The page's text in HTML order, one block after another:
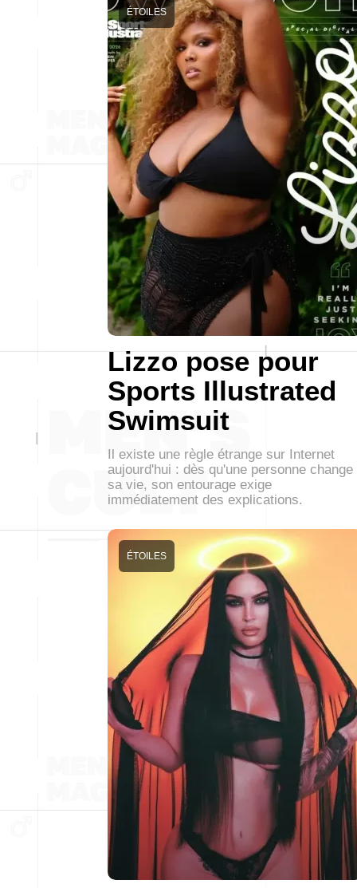
Lizzo pose pour
Sports Illustrated
Swimsuit
ÉTOILES
Il existe une règle étrange sur Internet
aujourd'hui : dès qu'une personne change
sa vie, son entourage exige
immédiatement des explications.
ÉTOILES